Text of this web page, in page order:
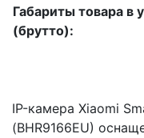
IP-камера Xiaomi
(BHR9166EU)
Габариты товара в
(брутто):